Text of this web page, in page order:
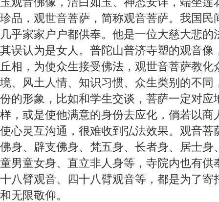
珍品，观世音菩萨，简称观音菩萨。我国民
几乎家家户户都供奉。他是一位大慈大悲的
其误认为是女人。普陀山普济寺塑的观音像
丘相，为使众生接受佛法，观世音菩萨教化
境、风土人情、知识习惯、众生类别的不同
份的形象，比如和学生交谈，菩萨一定对应
样，或是使他满意的身份去应化，倘若以商
使心灵互沟通，很难收到弘法效果。观音菩
佛身、辟支佛身、梵五身、长者身、居士身
童男童女身、直立非人身等，寺院内也有供
十八臂观音、四十八臂观音等，都是为了寄
和无限敬仰。